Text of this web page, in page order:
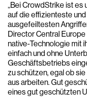
„Bei CrowdStrike ist es
auf die effizienteste
ausgefeiltesten
Director Central
native-Technologie mit
einfach und ohne
Geschäftsbetriebs
zu schützen, egal ob
aus arbeiten. Gut
eines gut geschützten